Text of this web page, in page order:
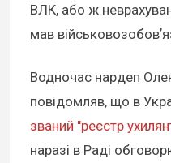
ВЛК, або ж
мав
Водночас нардеп
повідомляв, що в
званий "реєстр
наразі в Раді